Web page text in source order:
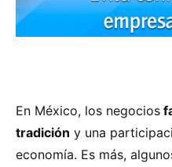
En México, los negocios
tradición y una
economía. Es más,